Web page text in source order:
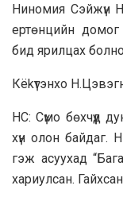
Ниномия Сэйжүн
ертөнцийн домог
бид ярилцах
Кёkүтэнхо
НС: Сүмо бөхчүүд
хүн олон байдаг.
гэж асуухад
хариулсан.